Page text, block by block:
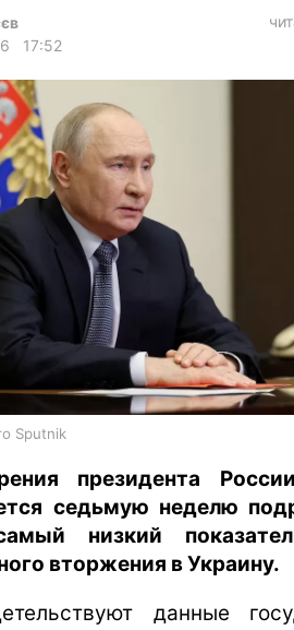
лонгриды
архив
gambling
17:52
Sputnik
президента
седьмую неделю
низкий
вторжения в Украину.
данные